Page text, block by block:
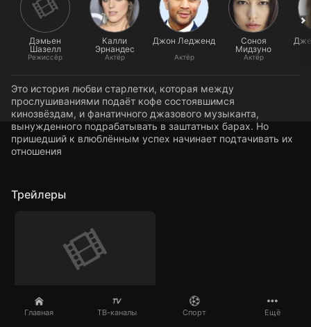
Главная ТВ-каналы Спорт Ещё
Дэмьен
Шазелл
Режиссёр
Калли
Эрнандес
Актёр
Джон Ледженд
Актёр
Соноя
Мидзуно
Актёр
Это история любви старлетки, которая между
прослушиваниями подаёт кофе состоявшимся
кинозвёздам, и фанатичного джазового музыканта,
вынужденного подрабатывать в заштатных барах. Но
пришедший к влюблённым успех начинает подтачивать их
отношения
Трейлеры
Трейлер 1